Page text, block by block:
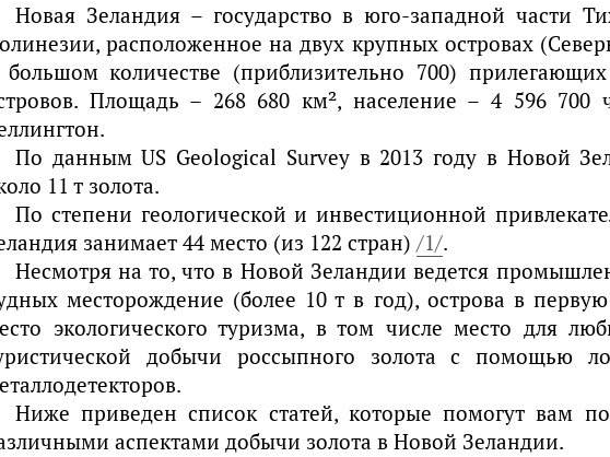
Новая Зеландия – государство в юго-западной части
расположенное на двух крупных островах
количестве (приблизительно 700)
Площадь – 268 680 км², население – 4 596 700
По данным US Geological Survey в 2013 году в Новой
11 т золота.
По степени геологической и инвестиционной
занимает 44 место (из 122 стран) /1/.
Несмотря на то, что в Новой Зеландии ведется
месторождение (более 10 т в год), острова в
экологического туризма, в том числе место для
добычи россыпного золота с помощью
Ниже приведен список статей, которые помогут вам
аспектами добычи золота в Новой Зеландии.